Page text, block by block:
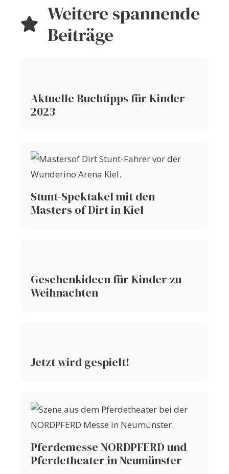
Weitere spannende
Beiträge
Aktuelle Buchtipps für Kinder
2023
Stunt-Spektakel mit den
Masters of Dirt in Kiel
Geschenkideen für Kinder zu
Weihnachten
Jetzt wird gespielt!
Pferdemesse NORDPFERD und
Pferdetheater in Neumünster